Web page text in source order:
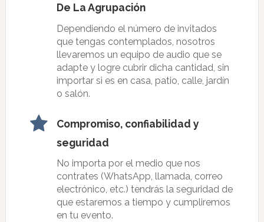
De La Agrupación
Dependiendo el número de invitados
que tengas contemplados, nosotros
llevaremos un equipo de audio que se
adapte y logre cubrir dicha cantidad, sin
importar si es en casa, patio, calle, jardín
o salón.
Compromiso, confiabilidad y
seguridad
No importa por el medio que nos
contrates (WhatsApp, llamada, correo
electrónico, etc.) tendrás la seguridad de
que estaremos a tiempo y cumpliremos
en tu evento.